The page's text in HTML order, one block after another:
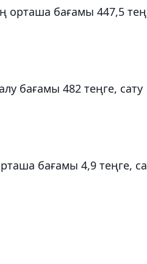
орташа бағамы 447,5
бағамы 482 теңге, сату
бағамы 4,9 теңге,